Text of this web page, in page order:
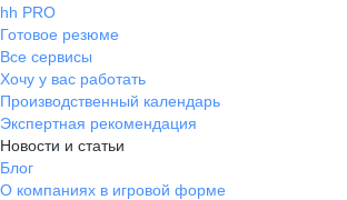
hh PRO
Готовое резюме
Все сервисы
Хочу у вас работать
Производственный календарь
Экспертная рекомендация
Новости и статьи
Блог
О компаниях в игровой форме